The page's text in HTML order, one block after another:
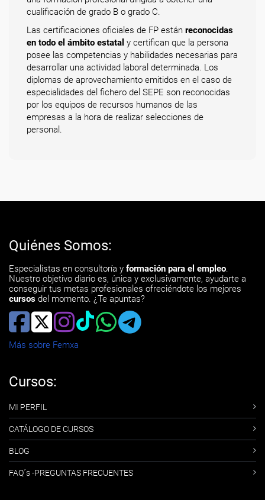
cualificación de grado B o grado C.
Las certificaciones oficiales de FP están reconocidas
en todo el ámbito estatal y certifican que la persona
posee las competencias y habilidades necesarias para
desarrollar una actividad laboral determinada. Los
diplomas de aprovechamiento emitidos en el caso de
especialidades del fichero del SEPE son reconocidas
por los equipos de recursos humanos de las
empresas a la hora de realizar selecciones de
personal.
Quiénes Somos:
Especialistas en consultoría y formación para el empleo.
Nuestro objetivo diario es, única y exclusivamente, ayudarte a
conseguir tus metas profesionales ofreciéndote los mejores
cursos del momento. ¿Te apuntas?
Más sobre Femxa
Cursos:
MI PERFIL
CATÁLOGO DE CURSOS
BLOG
FAQ´s -PREGUNTAS FRECUENTES